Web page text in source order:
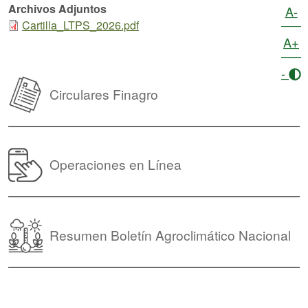
Archivos Adjuntos
Cartilla_LTPS_2026.pdf
Circulares Finagro
Operaciones en Línea
Resumen Boletín Agroclimático Nacional
A-
A+
-